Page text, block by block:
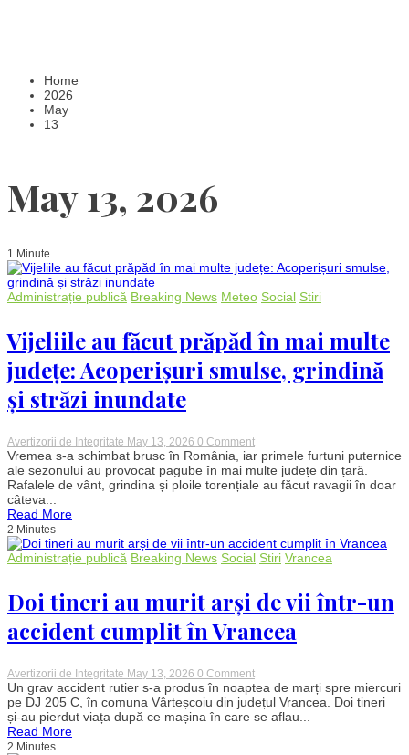
Home
2026
May
13
May 13, 2026
1 Minute
Administrație publică Breaking News Meteo Social Stiri
Vijeliile au făcut prăpăd în mai multe
județe: Acoperișuri smulse, grindină
și străzi inundate
Avertizorii de Integritate May 13, 2026 0 Commenton
Vijeliile
au
prăpăd
județe:
Acoperișuri
străzi
Vremea s-a schimbat brusc în România, iar primele furtuni puternice
ale sezonului au provocat pagube în mai multe județe din țară.
Rafalele de vânt, grindina și ploile torențiale au făcut ravagii în doar
câteva...
Read More
2 Minutes
Administrație publică Breaking News Social Stiri Vrancea
Doi tineri au murit arși de vii într-un
accident cumplit în Vrancea
Avertizorii de Integritate May 13, 2026 0 Commenton
Doi
tineri
au
murit
Un grav accident rutier s-a produs în noaptea de marți spre miercuri
pe DJ 205 C, în comuna Vârteșcoiu din județul Vrancea. Doi tineri
și-au pierdut viața după ce mașina în care se aflau...
Read More
2 Minutes